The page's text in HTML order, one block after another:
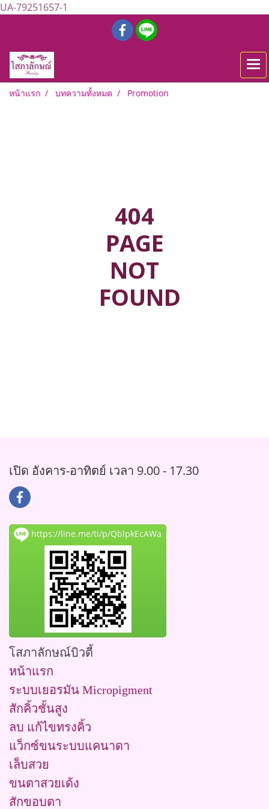
UA-79251657-1
หน้าแรก บทความทั้งหมด Promotion
404
PAGE
NOT
FOUND
เปิด อังคาร-อาทิตย์ เวลา 9.00 - 17.30
https://line.me/ti/p/QblpkEcAWa
โสภาลักษณ์บิวตี้
หน้าแรก
ระบบเยอรมัน Micropigment
สักคิ้วชั้นสูง
ลบ แก้ไขทรงคิ้ว
แว็กซ์ขนระบบแคนาดา
เล็บสวย
ขนตาสวยเด้ง
สักขอบตา